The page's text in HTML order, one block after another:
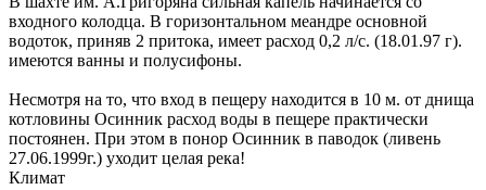
входного колодца. В горизонтальном меандре основной
водоток, приняв 2 притока, имеет расход 0,2 л/с. (18.01.97 г).
имеются ванны и полусифоны.
Несмотря на то, что вход в пещеру находится в 10 м. от днища
котловины Осинник расход воды в пещере практически
постоянен. При этом в понор Осинник в паводок (ливень
27.06.1999г.) уходит целая река!
Климат